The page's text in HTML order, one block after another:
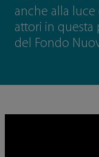
anche alla luce
attori in questa
del Fondo